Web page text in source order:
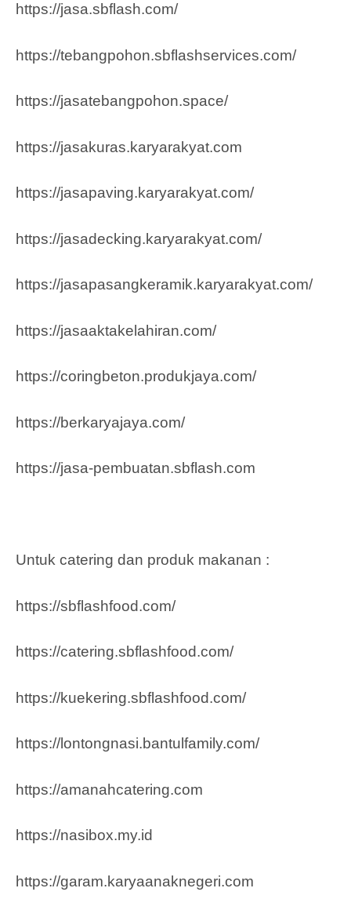
https://jasa.sbflash.com/
https://tebangpohon.sbflashservices.com/
https://jasatebangpohon.space/
https://jasakuras.karyarakyat.com
https://jasapaving.karyarakyat.com/
https://jasadecking.karyarakyat.com/
https://jasapasangkeramik.karyarakyat.com/
https://jasaaktakelahiran.com/
https://coringbeton.produkjaya.com/
https://berkaryajaya.com/
https://jasa-pembuatan.sbflash.com
Untuk catering dan produk makanan :
https://sbflashfood.com/
https://catering.sbflashfood.com/
https://kuekering.sbflashfood.com/
https://lontongnasi.bantulfamily.com/
https://amanahcatering.com
https://nasibox.my.id
https://garam.karyaanaknegeri.com